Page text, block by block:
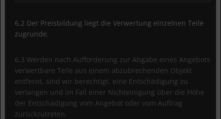
6.2 Der Preisbildung liegt die Verwertung einzelnen Teile
zugrunde.
6.3 Werden nach Aufforderung zur Abgabe eines Angebots
verwertbare Teile aus einem abzubrechenden Objekt
entfernt, sind wir berechtigt, eine Entschädigung zu
verlangen und im Fall einer Nichteinigung über die Höhe
der Entschädigung vom Angebot oder vom Auftrag
zurückzutreten.